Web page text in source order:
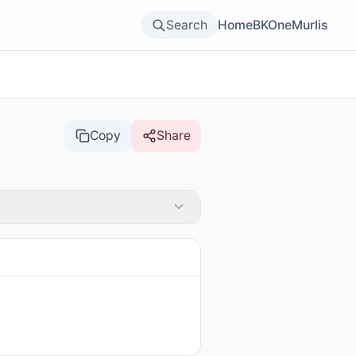
Search HomeBKOneMurlis
Copy Share